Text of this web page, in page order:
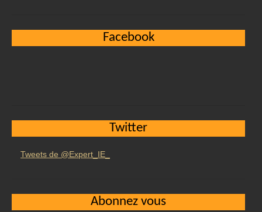
Facebook
Twitter
Tweets de @Expert_IE_
Abonnez vous